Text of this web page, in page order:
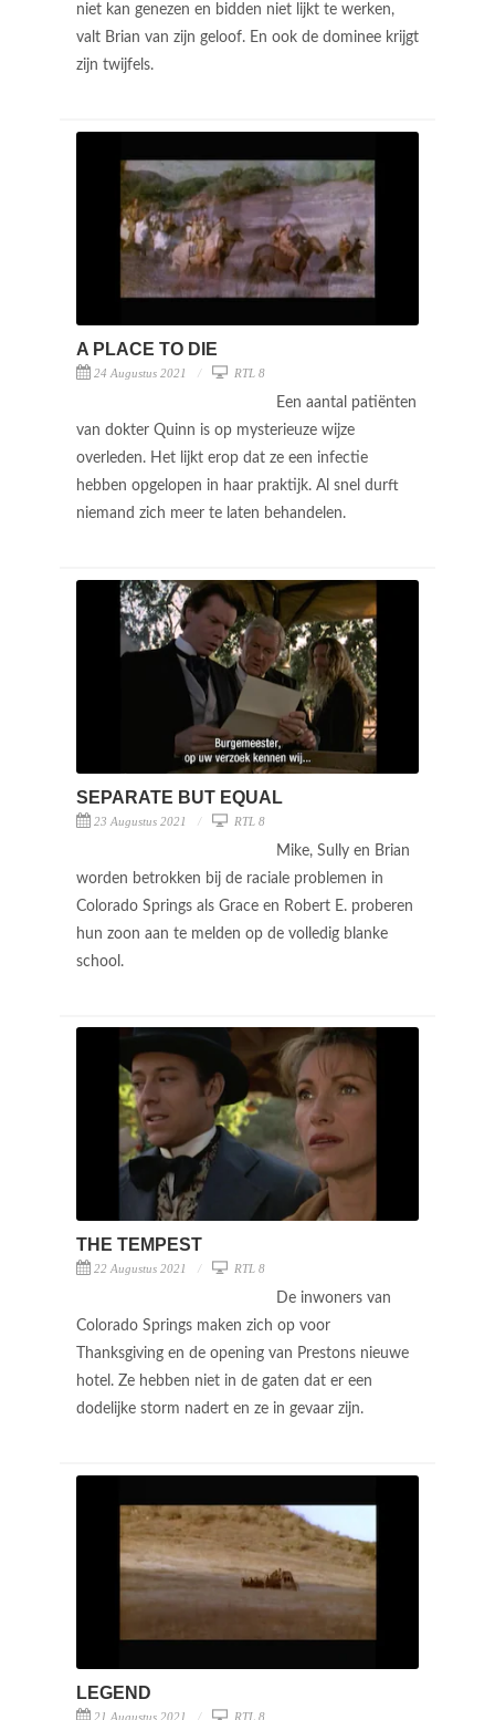
niet kan genezen en bidden niet lijkt te werken,
valt Brian van zijn geloof. En ook de dominee krijgt
zijn twijfels.
A PLACE TO DIE
24 Augustus 2021 RTL 8
Een aantal patiënten
van dokter Quinn is op mysterieuze wijze
overleden. Het lijkt erop dat ze een infectie
hebben opgelopen in haar praktijk. Al snel durft
niemand zich meer te laten behandelen.
SEPARATE BUT EQUAL
23 Augustus 2021 RTL 8
Mike, Sully en Brian
worden betrokken bij de raciale problemen in
Colorado Springs als Grace en Robert E. proberen
hun zoon aan te melden op de volledig blanke
school.
THE TEMPEST
22 Augustus 2021 RTL 8
De inwoners van
Colorado Springs maken zich op voor
Thanksgiving en de opening van Prestons nieuwe
hotel. Ze hebben niet in de gaten dat er een
dodelijke storm nadert en ze in gevaar zijn.
LEGEND
21 Augustus 2021 RTL 8